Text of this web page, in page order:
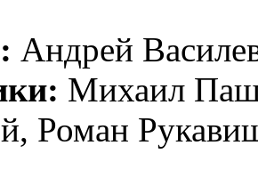
Андрей
Михаил
Роман